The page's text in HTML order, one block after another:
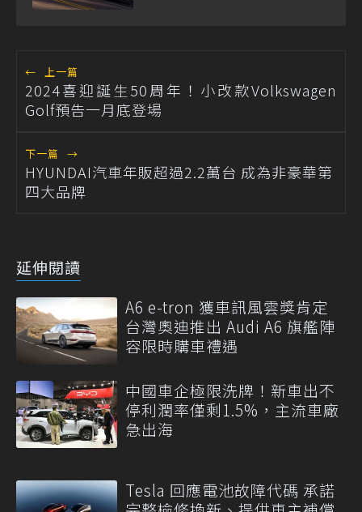
← 上一篇
2024喜迎誕生50周年！小改款Volkswagen
Golf預告一月底登場
下一篇 →
HYUNDAI汽車年販超過2.2萬台 成為非豪華第
四大品牌
延伸閱讀
A6 e-tron 獲車訊風雲獎肯定
台灣奧迪推出 Audi A6 旗艦陣
容限時購車禮遇
中國車企極限洗牌！新車出不
停利潤率僅剩1.5%，主流車廠
急出海
Tesla 回應電池故障代碼 承諾